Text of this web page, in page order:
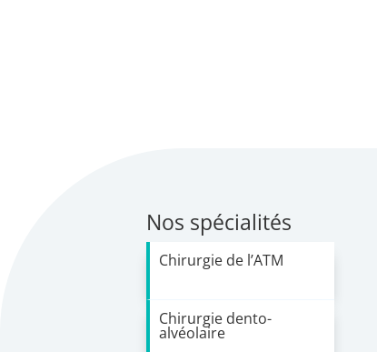
Nos spécialités
Chirurgie de l’ATM
Chirurgie dento-
alvéolaire